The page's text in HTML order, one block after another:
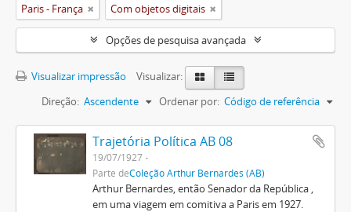
Paris - França Com objetos digitais
Opções de pesquisa avançada
Visualizar impressão
Visualizar:
Ordenar por: Código de referência
Direção: Ascendente
Trajetória Política AB 08
19/07/1927
Parte deColeção Arthur Bernardes (AB)
Arthur Bernardes, então Senador da República ,
em uma viagem em comitiva a Paris em 1927.